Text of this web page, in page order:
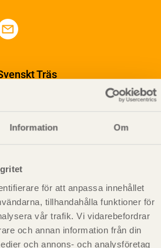
Information Om
för att anpassa innehållet
tillhandahålla funktioner för
vår trafik. Vi vidarebefordrar
och annan information från din
och annons- och analysföretag
Träs